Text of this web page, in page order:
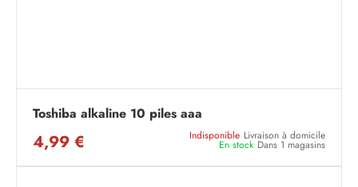
Toshiba alkaline 10 piles aaa
4,99 € Indisponible Livraison à domicile
En stock Dans 1 magasins